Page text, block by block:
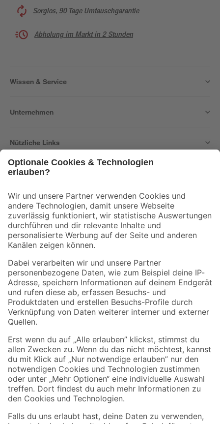
Sorglos, 90 Tage Umtauschgarantie
Abholung im Markt in 2 Stunden
Wissen & Service
Unternehmen
Nützliche Links
Der toom Newsletter: Keine Angebote und Aktionen mehr verpassen!
Zur Newsletter Anmeldung
Folge uns
Zahlungsarten Versandarten
Sicher einkaufen
Jetzt die toom-App herunterladen